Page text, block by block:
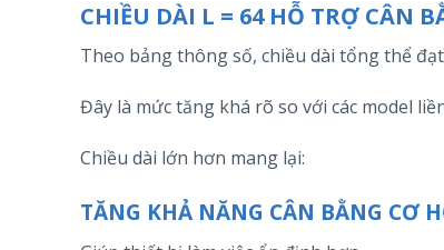
CHIỀU DÀI L = 64 HỖ TRỢ CÂN
Theo bảng thông số, chiều dài tổng thể đạt
Đây là mức tăng khá rõ so với các model
Chiều dài lớn hơn mang lại:
TĂNG KHẢ NĂNG CÂN BẰNG CƠ